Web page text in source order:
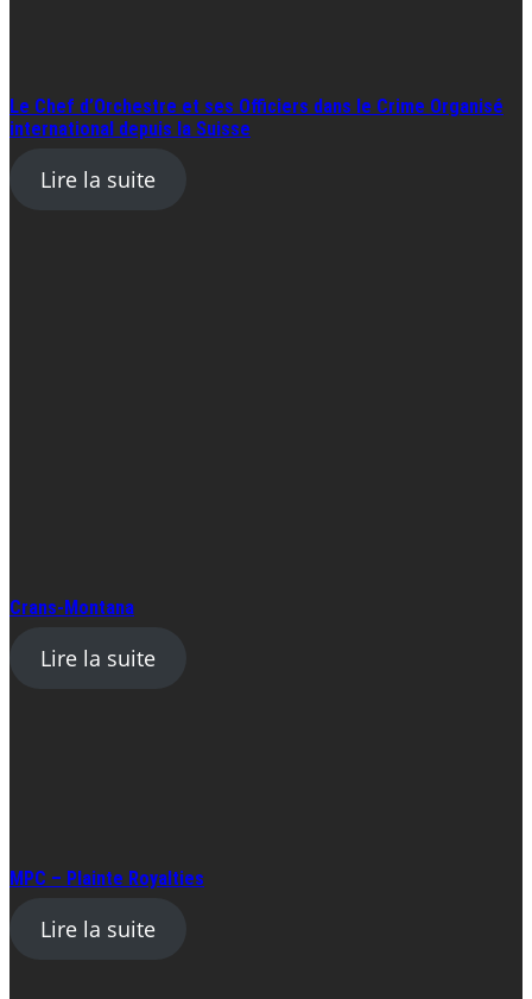
Le Chef d’Orchestre et ses Officiers dans le Crime Organisé
international depuis la Suisse
Lire la suite
Crans-Montana
Lire la suite
MPC – Plainte Royalties
Lire la suite